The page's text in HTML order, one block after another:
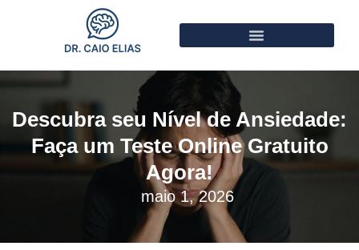
Descubra seu Nível de Ansiedade:
Faça um Teste Online Gratuito
Agora!
maio 1, 2026